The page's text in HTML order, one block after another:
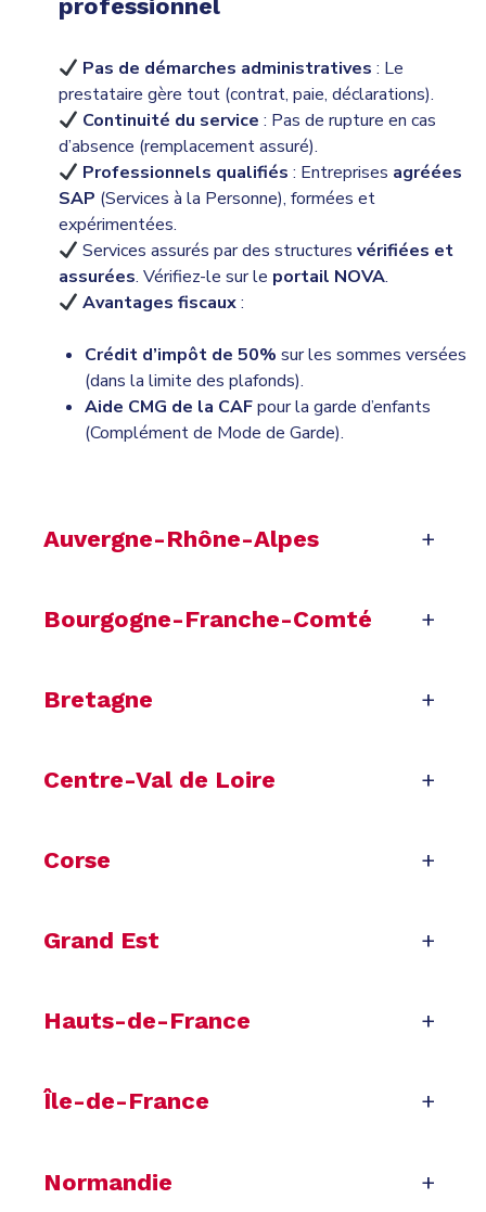
professionnel
Pas de démarches administratives : Le
prestataire gère tout (contrat, paie, déclarations).
Continuité du service : Pas de rupture en cas
d’absence (remplacement assuré).
Professionnels qualifiés : Entreprises agréées
SAP (Services à la Personne), formées et
expérimentées.
Services assurés par des structuresvérifiées et
assurées. Vérifiez-le sur le portail NOVA.
Avantages fiscaux:
Crédit d’impôt de 50% sur les sommes versées
(dans la limite des plafonds).
Aide CMG de la CAFpour la garde d’enfants
(Complément de Mode de Garde).
Auvergne-Rhône-Alpes +
Bourgogne-Franche-Comté +
Bretagne +
Centre-Val de Loire +
Corse +
Grand Est +
Hauts-de-France +
Île-de-France +
Normandie +